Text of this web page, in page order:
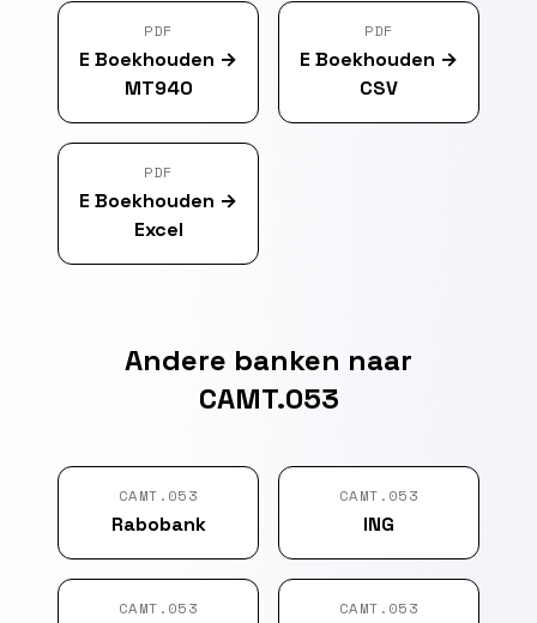
PDF
E Boekhouden →
MT940
PDF
E Boekhouden →
CSV
PDF
E Boekhouden →
Excel
Andere banken naar
CAMT.053
CAMT.053
Rabobank
CAMT.053
ING
CAMT.053 CAMT.053